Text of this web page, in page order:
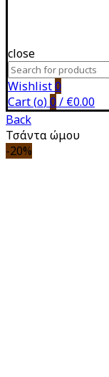
close
Search
for:
Wishlist0
Cart (o)0/ €0.00
Back
Τσάντα ώμου
-20%